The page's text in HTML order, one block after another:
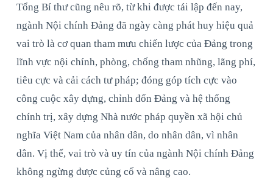
Tổng Bí thư cũng nêu rõ, từ khi được tái lập đến nay,
ngành Nội chính Đảng đã ngày càng phát huy hiệu quả
vai trò là cơ quan tham mưu chiến lược của Đảng trong
lĩnh vực nội chính, phòng, chống tham nhũng, lãng phí,
tiêu cực và cải cách tư pháp; đóng góp tích cực vào
công cuộc xây dựng, chỉnh đốn Đảng và hệ thống
chính trị, xây dựng Nhà nước pháp quyền xã hội chủ
nghĩa Việt Nam của nhân dân, do nhân dân, vì nhân
dân. Vị thế, vai trò và uy tín của ngành Nội chính Đảng
không ngừng được củng cố và nâng cao.